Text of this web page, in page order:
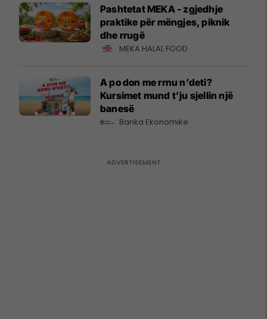
Pashtetat MEKA - zgjedhje
praktike për mëngjes, piknik
dhe rrugë
MEKA HALAL FOOD
A po don me rrnu n’deti?
Kursimet mund t’ju sjellin një
banesë
Banka Ekonomike